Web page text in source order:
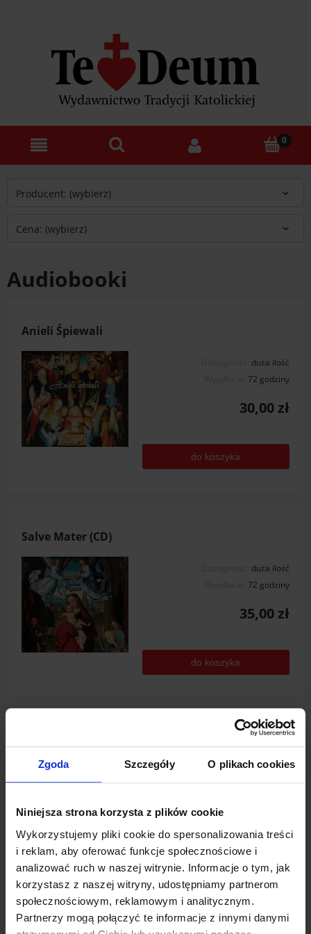
Zgoda Szczegóły O plikach cookies
Niniejsza strona korzysta z plików cookie
Wykorzystujemy pliki cookie do spersonalizowania treści
i reklam, aby oferować funkcje społecznościowe i
analizować ruch w naszej witrynie. Informacje o tym, jak
korzystasz z naszej witryny, udostępniamy partnerom
społecznościowym, reklamowym i analitycznym.
Partnerzy mogą połączyć te informacje z innymi danymi
Producent: (wybierz)
Cena: (wybierz)
Audiobooki
Anieli Śpiewali
duża ilość
72 godziny
30,00 zł
do koszyka
Salve Mater (CD)
duża ilość
72 godziny
35,00 zł
do koszyka
Dostępność:
do koszyka